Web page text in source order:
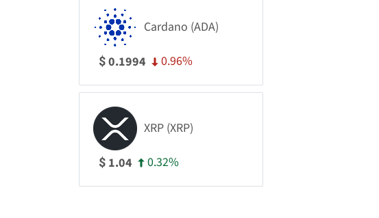
Cardano (ADA)
$0.1994 0.96%
XRP (XRP)
$ 1.04 0.32%